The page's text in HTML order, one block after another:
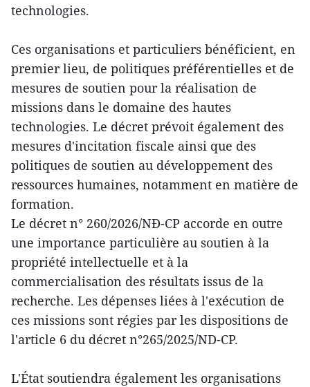
technologies.
Ces organisations et particuliers bénéficient, en
premier lieu, de politiques préférentielles et de
mesures de soutien pour la réalisation de
missions dans le domaine des hautes
technologies. Le décret prévoit également des
mesures d'incitation fiscale ainsi que des
politiques de soutien au développement des
ressources humaines, notamment en matière de
formation.
Le décret n° 260/2026/NĐ-CP accorde en outre
une importance particulière au soutien à la
propriété intellectuelle et à la
commercialisation des résultats issus de la
recherche. Les dépenses liées à l'exécution de
ces missions sont régies par les dispositions de
l'article 6 du décret n°265/2025/ND-CP.
L'État soutiendra également les organisations